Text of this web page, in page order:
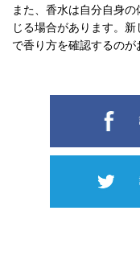
また、香水は自分自身
じる場合があります。
で香り方を確認するのが